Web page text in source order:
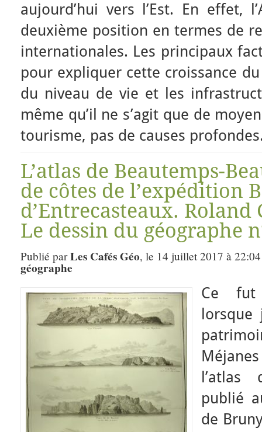
aujourd’hui vers l’Est. En effet,
deuxième position en termes de
internationales. Les principaux
pour expliquer cette croissance
du niveau de vie et les
même qu’il ne s’agit que de
tourisme, pas de causes
L’atlas de Beautemps-
de côtes de l’expédition
d’Entrecasteaux. Roland
Le dessin du géographe
Publié parLes Cafés Géo, le 14 juillet 2017 à
géographe
Ce fut
lorsque
l’atlas
publié
de